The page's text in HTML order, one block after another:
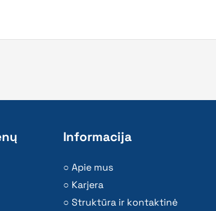
Informacija
Apie mus
Karjera
Struktūra ir kontaktinė